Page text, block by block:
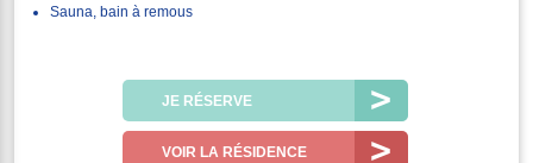
Sauna, bain à remous
JE RÉSERVE
VOIR LA RÉSIDENCE